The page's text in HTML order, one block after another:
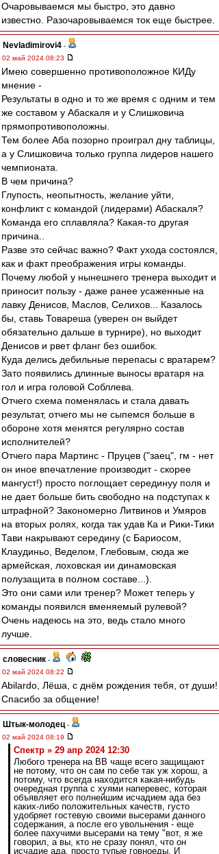
Очаровываемся мы быстро, это давно
известно. Разочаровываемся ток еще быстрее.
Nevladimirovi4 -
02 май 2024 08:23
Имею совершенно противоположное КИДу
мнение -
Результаты в одно и то же время с одним и тем
же составом у Абаскаля и у Слишковича
прямопротивоположны.
Тем более Аба позорно проиграл дну таблицы,
а у Слишковича только группа лидеров нашего
чемпионата.
В чем причина?
Глупость, неопытность, желание уйти,
конфликт с командой (лидерами) Абаскаля?
Команда его сплавляла? Какая-то другая
причина..
Разве это сейчас важно? Факт ухода состоялся,
как и факт преображения игры команды.
Почему любой у нынешнего тренера выходит и
приносит пользу - даже ранее усаженные на
лавку Денисов, Маслов, Селихов... Казалось
бы, ставь Товареша (уверен он выйдет
обязательно дальше в турнире), но выходит
Денисов и рвет фланг без ошибок.
Куда делись дебильные перепасы с вратарем?
Зато появились длинные выносы вратаря на
гол и игра головой Собллева.
Отчего схема поменялась и стала давать
результат, отчего мы не сыпемся больше в
обороне хотя менятся регулярно состав
исполнителей?
Отчего пара Мартинс - Пруцев ("заец", гм - нет
он иное впечатление производит - скорее
мангуст!) просто поглощает серединуу поля и
не дает больше бить свободно на подступах к
штрафной? Закономерно Литвинов и Умяров
на вторых ролях, когда так удав Ка и Рики-Тики
Тави накрывают середину (с Бариосом,
Клаудиньо, Веделом, Глебовым, сюда же
армейская, лоховская ии динамовская
полузащита в полном составе...).
Это они сами или тренер? Может теперь у
команды появился вменяемый рулевой?
Очень надеюсь на это, ведь стало много
лучше.
словесник -
02 май 2024 08:22
Abilardo, Лёша, с днём рождения тебя, от души!
Спасибо за общение!
Штык-молодец -
02 май 2024 08:19
Спектр » 29 апр 2024 12:30
Любого тренера на ВВ чаще всего защищают
не потому, что он сам по себе так уж хорош, а
потому, что всегда находится какая-нибудь
очередная группа с хуями наперевес, которая
объявляет его полнейшим исчадием ада без
каких-либо положительных качеств, густо
удобряет гостевую своими высерами данного
содержания, а после его увольнения - еще
более пахучими высерами на тему "вот, я же
говорил, а вы, кто не сразу понял, что он
исчадие ада, просто тупые говноеды. И